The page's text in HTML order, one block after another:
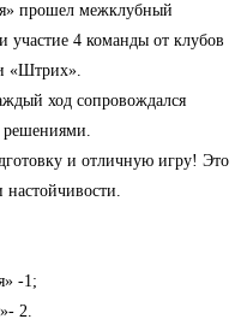
прошел межклубный
4 команды от клубов
«Штрих».
ход сопровождался
решениями.
и отличную игру! Это
-1;
2.